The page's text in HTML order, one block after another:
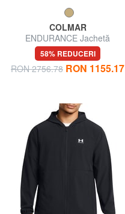
COLMAR
ENDURANCE Jachetă
reversibilă
58% REDUCERI
RON 2756.78 RON 1155.17